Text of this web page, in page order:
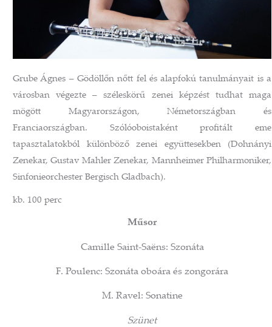
Grube Ágnes – Gödöllőn nőtt fel és alapfokú tanulmányait is a
városban végezte – széleskörű zenei képzést tudhat maga
mögött Magyarországon, Németországban és
Franciaországban. Szólóoboistaként profitált eme
tapasztalatokból különböző zenei együttesekben (Dohnányi
Zenekar, Gustav Mahler Zenekar, Mannheimer Philharmoniker,
Sinfonieorchester Bergisch Gladbach).
kb. 100 perc
Műsor
Camille Saint-Saëns: Szonáta
F. Poulenc: Szonáta oboára és zongorára
M. Ravel: Sonatine
Szünet